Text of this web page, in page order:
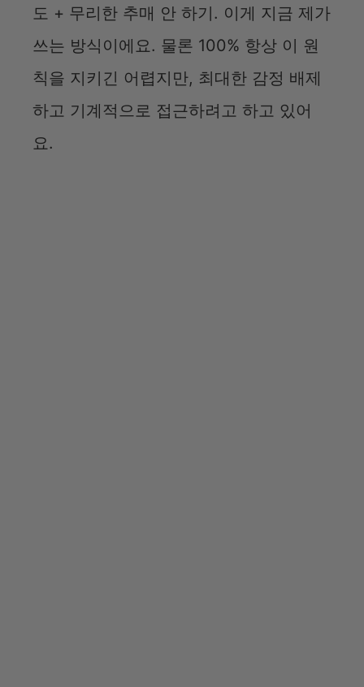
도 + 무리한 추매 안 하기. 이게 지금 제가
쓰는 방식이에요. 물론 100% 항상 이 원
칙을 지키긴 어렵지만, 최대한 감정 배제
하고 기계적으로 접근하려고 하고 있어
요.